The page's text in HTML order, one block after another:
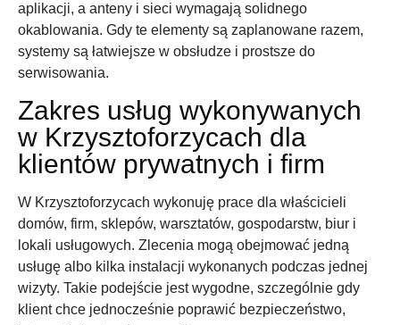
aplikacji, a anteny i sieci wymagają solidnego
okablowania. Gdy te elementy są zaplanowane razem,
systemy są łatwiejsze w obsłudze i prostsze do
serwisowania.
Zakres usług wykonywanych
w Krzysztoforzycach dla
klientów prywatnych i firm
W Krzysztoforzycach wykonuję prace dla właścicieli
domów, firm, sklepów, warsztatów, gospodarstw, biur i
lokali usługowych. Zlecenia mogą obejmować jedną
usługę albo kilka instalacji wykonanych podczas jednej
wizyty. Takie podejście jest wygodne, szczególnie gdy
klient chce jednocześnie poprawić bezpieczeństwo,